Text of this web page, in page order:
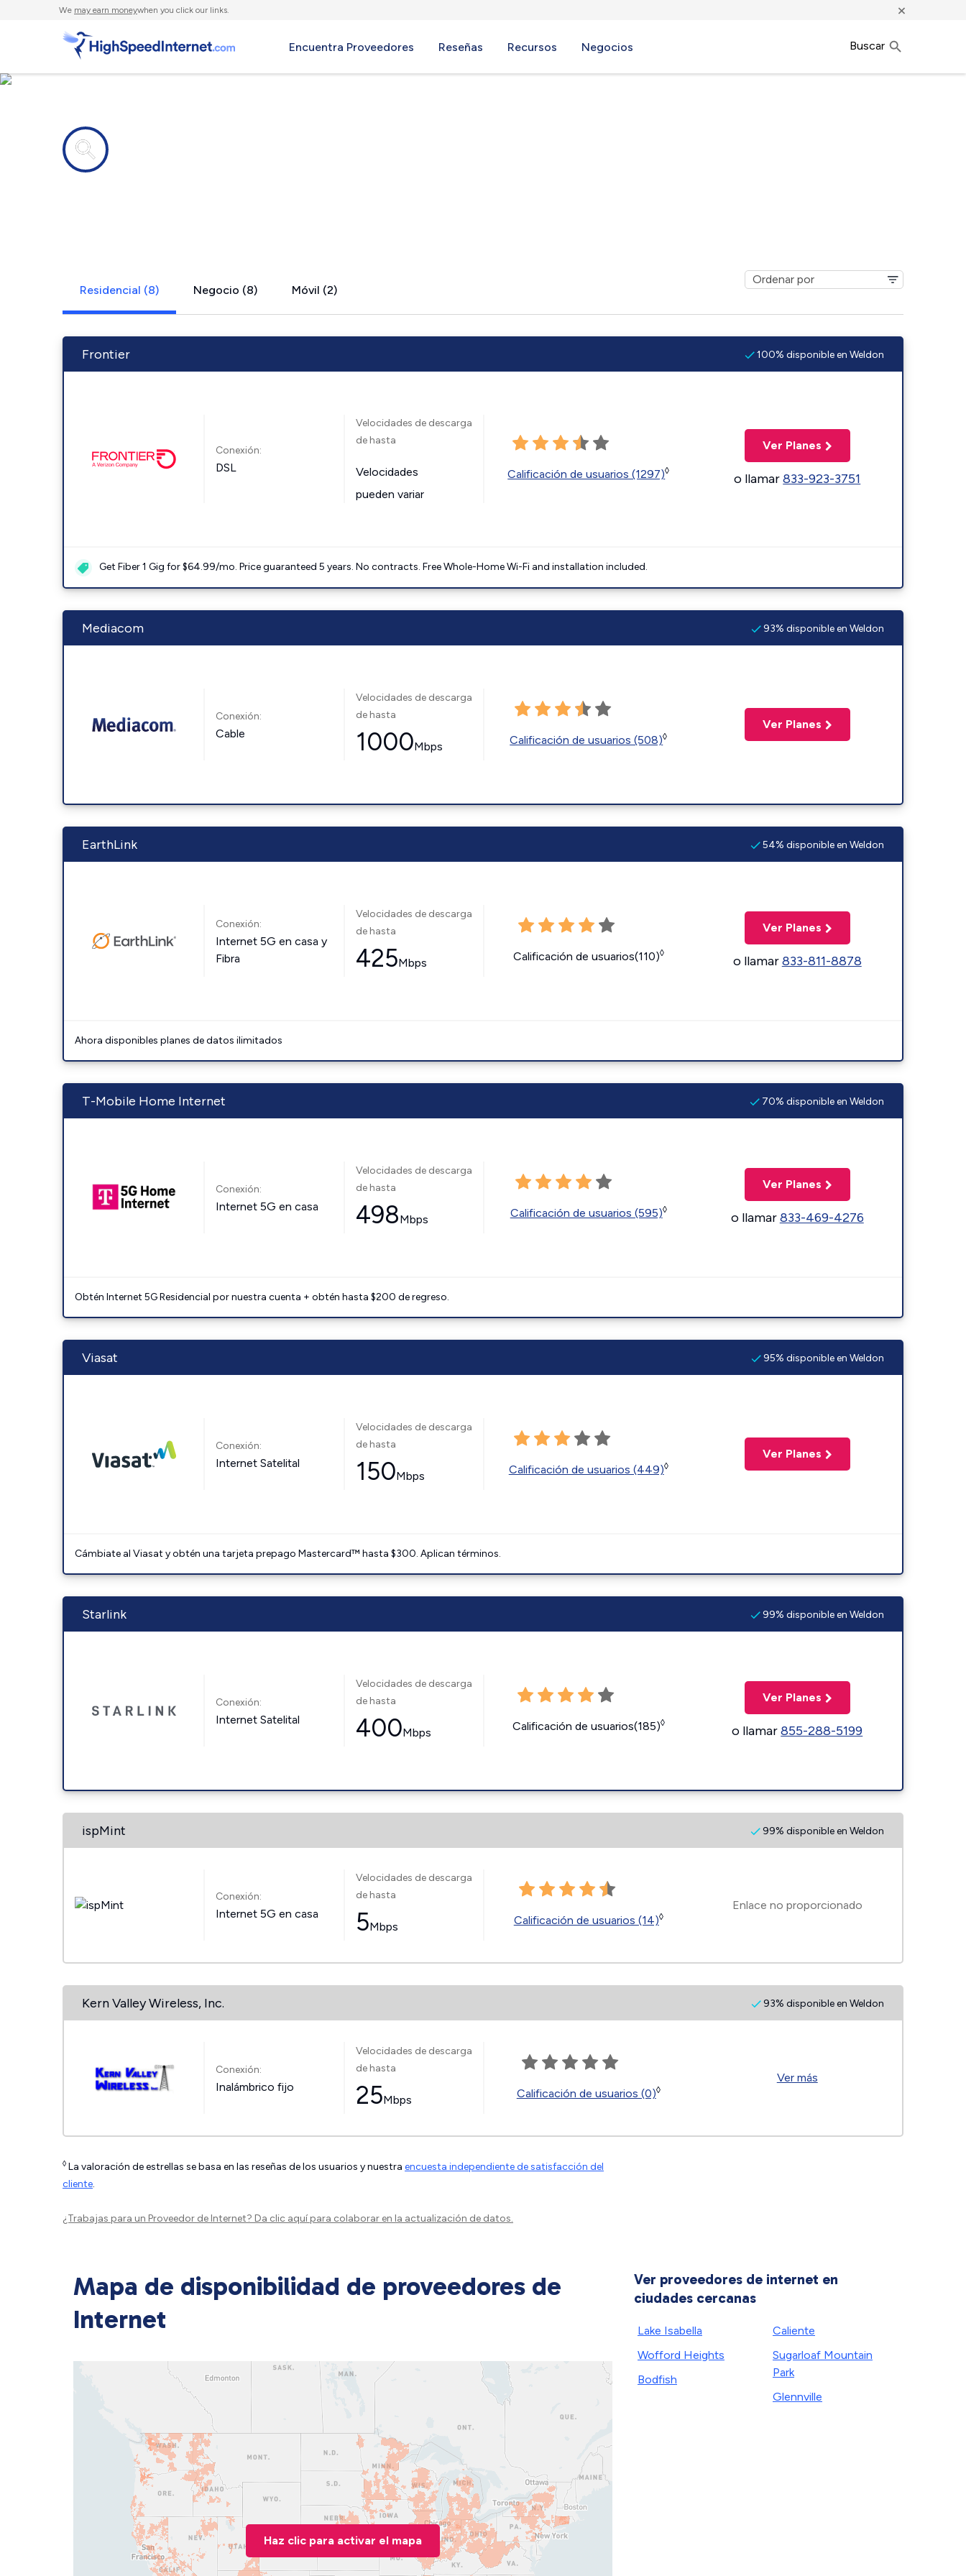
We may earn moneywhen you click our links. ×
Encuentra Proveedores Reseñas Recursos Negocios Buscar
Residencial (8) Negocio (8) Móvil (2)
Frontier 100% disponible en Weldon
Conexión:
DSL
Velocidades de descarga
de hasta
Velocidades
pueden variar
Calificación de usuarios (1297)◊
Ver Planes
o llamar833-923-3751
Get Fiber 1 Gig for $64.99/mo. Price guaranteed 5 years. No contracts. Free Whole-Home Wi-Fi and installation included.
Mediacom 93% disponible en Weldon
Conexión:
Cable
Velocidades de descarga
de hasta
1000Mbps Calificación de usuarios (508)◊
Ver Planes
EarthLink 54% disponible en Weldon
Conexión:
Internet 5G en casa y
Fibra
Velocidades de descarga
de hasta
425Mbps Calificación de usuarios(110)◊
Ver Planes
o llamar833-811-8878
Ahora disponibles planes de datos ilimitados
T-Mobile Home Internet 70% disponible en Weldon
Conexión:
Internet 5G en casa
Velocidades de descarga
de hasta
498Mbps Calificación de usuarios (595)◊
Ver Planes
o llamar833-469-4276
Obtén Internet 5G Residencial por nuestra cuenta + obtén hasta $200 de regreso.
Viasat 95% disponible en Weldon
Conexión:
Internet Satelital
Velocidades de descarga
de hasta
150Mbps Calificación de usuarios (449)◊
Ver Planes
Cámbiate al Viasat y obtén una tarjeta prepago Mastercard™ hasta $300. Aplican términos.
Starlink 99% disponible en Weldon
Conexión:
Internet Satelital
Velocidades de descarga
de hasta
400Mbps Calificación de usuarios(185)◊
Ver Planes
o llamar855-288-5199
ispMint 99% disponible en Weldon
Conexión:
Internet 5G en casa
Velocidades de descarga
de hasta
5Mbps Calificación de usuarios (14)◊
Enlace no proporcionado
Kern Valley Wireless, Inc. 93% disponible en Weldon
Conexión:
Inalámbrico fijo
Velocidades de descarga
de hasta
25Mbps Calificación de usuarios (0)◊
Ver más
◊ La valoración de estrellas se basa en las reseñas de los usuarios y nuestra encuesta independiente de satisfacción del
cliente.
¿Trabajas para un Proveedor de Internet? Da clic aquípara colaborar en la actualización de datos.
Mapa de disponibilidad de proveedores de
Internet
Haz clic para activar el mapa
Ver proveedores de internet en
ciudades cercanas
Lake Isabella
Wofford Heights
Bodfish
Caliente
Sugarloaf Mountain
Park
Glennville